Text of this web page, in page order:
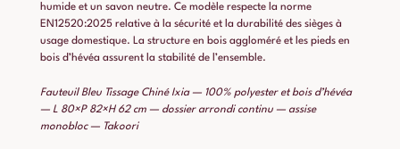
humide et un savon neutre. Ce modèle respecte la norme
EN12520:2025 relative à la sécurité et la durabilité des sièges à
usage domestique. La structure en bois aggloméré et les pieds en
bois d’hévéa assurent la stabilité de l’ensemble.
Fauteuil Bleu Tissage Chiné Ixia — 100% polyester et bois d’hévéa
— L 80×P 82×H 62 cm — dossier arrondi continu — assise
monobloc — Takoori